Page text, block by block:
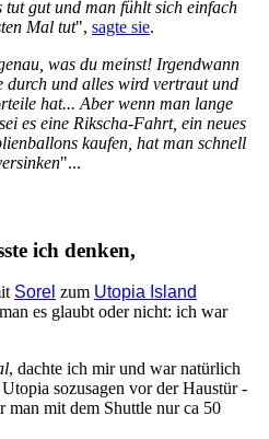
gut und man fühlt sich einfach
Mal tut", sagte sie.
was du meinst! Irgendwann
durch und alles wird vertraut und
hat... Aber wenn man lange
es eine Rikscha-Fahrt, ein neues
kaufen, hat man schnell
"...
ich denken,
Sorel zum Utopia Island
es glaubt oder nicht: ich war
, dachte ich mir und war natürlich
sozusagen vor der Haustür -
man mit dem Shuttle nur ca 50